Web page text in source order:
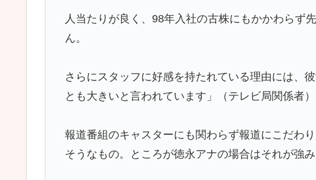
人当たりが良く、98年入社の古株にもかかわらず
ん。
さらにスタッフに好感を持たれている理由には、
とも大きいと言われています」（テレビ局関係者）
報道番組のキャスターにも関わらず報道にこだわ
そうなもの。ところが徳永アナの場合はそれが強